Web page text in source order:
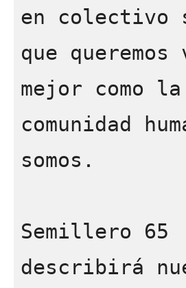
en colectivo
que
mejor como la
comunidad
somos.
Semillero 65
describirá